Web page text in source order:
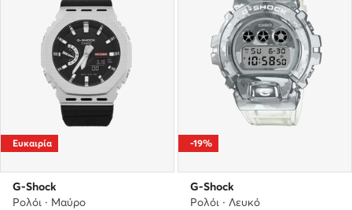
Ευκαιρία
G-Shock
Ρολόι · Μαύρο
-19%
G-Shock
Ρολόι · Λευκό